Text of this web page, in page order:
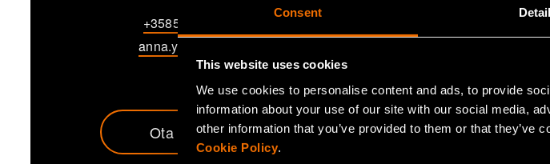
Consent
This website uses cookies
We use cookies to personalise content and ads, to provide
information about your use of our site with our social media,
other information that you’ve provided to them or that
Cookie Policy.
tuottavat
Lentävä
kaduilla
+358505448534
anna.ylinen@vtt.fi
Ota yhteyttä